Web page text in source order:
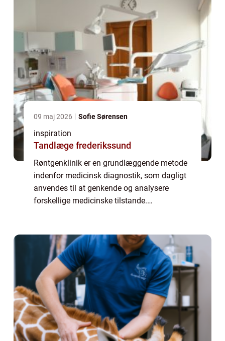
09 maj 2026 Sofie Sørensen
inspiration
Tandlæge frederikssund
Røntgenklinik er en grundlæggende metode
indenfor medicinsk diagnostik, som dagligt
anvendes til at genkende og analysere
forskellige medicinske tilstande.